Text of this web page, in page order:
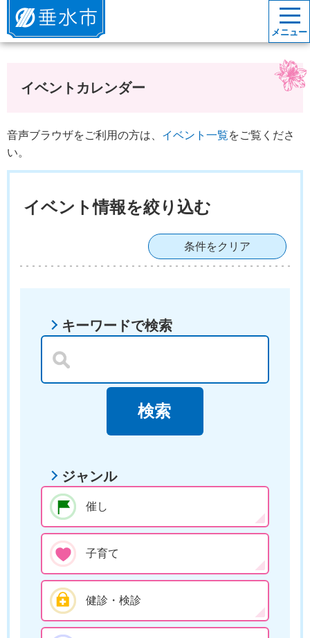
垂水市
メニュー
イベントカレンダー
音声ブラウザをご利用の方は、 イベント一覧をご覧くださ
い。
イベント情報を絞り込む
条件をクリア
キーワードで検索
ジャンル
催し
子育て
健診・検診